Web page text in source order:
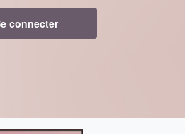
connecter